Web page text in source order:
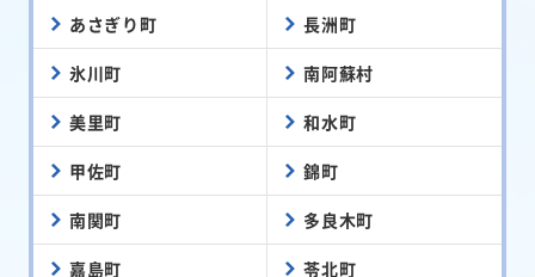
あさぎり町 長洲町
氷川町 南阿蘇村
美里町 和水町
甲佐町 錦町
南関町 多良木町
嘉島町 苓北町